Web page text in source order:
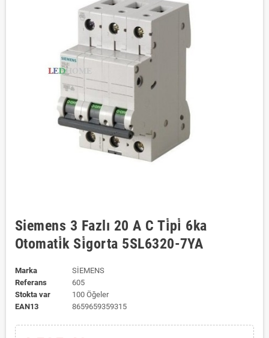
Siemens 3 Fazlı 20 A C Ti̇pi̇ 6ka
Otomati̇k Si̇gorta 5SL6320-7YA
Marka
SİEMENS
Referans
605
Stokta var
100 Öğeler
EAN13
8659659359315